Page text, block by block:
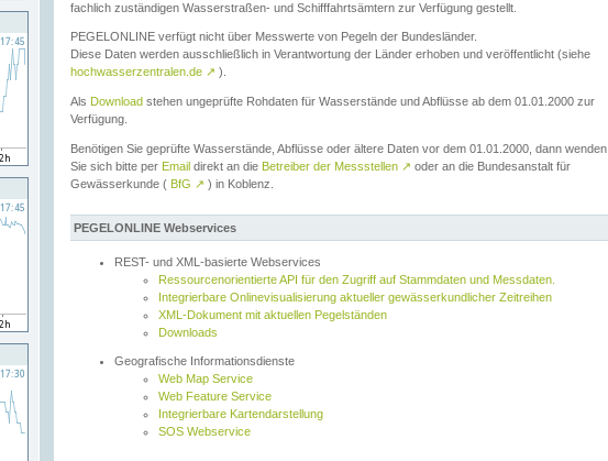
fachlich zuständigen Wasserstraßen- und Schifffahrtsämtern zur Verfügung gestellt.
PEGELONLINE verfügt nicht über Messwerte von Pegeln der Bundesländer.
Diese Daten werden ausschließlich in Verantwortung der Länder erhoben und veröffentlicht (siehe
hochwasserzentralen.de ↗ ).
Als Download stehen ungeprüfte Rohdaten für Wasserstände und Abflüsse ab dem 01.01.2000 zur
Verfügung.
Benötigen Sie geprüfte Wasserstände, Abflüsse oder ältere Daten vor dem 01.01.2000, dann wenden
Sie sich bitte per Email direkt an die Betreiber der Messstellen ↗ oder an die Bundesanstalt für
Gewässerkunde ( BfG ↗ ) in Koblenz.
PEGELONLINE Webservices
REST- und XML-basierte Webservices
Ressourcenorientierte API für den Zugriff auf Stammdaten und Messdaten.
Integrierbare Onlinevisualisierung aktueller gewässerkundlicher Zeitreihen
XML-Dokument mit aktuellen Pegelständen
Downloads
Geografische Informationsdienste
Web Map Service
Web Feature Service
Integrierbare Kartendarstellung
SOS Webservice